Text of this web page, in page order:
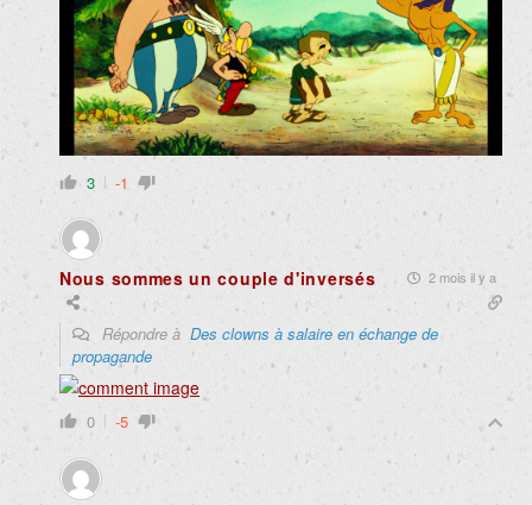
3 -1
Nous sommes un couple d'inversés 2 mois il y a
Répondre à Des clowns à salaire en échange de
propagande
0 -5